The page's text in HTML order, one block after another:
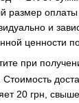
размер оплаты
и
ценности
при
20 грн,